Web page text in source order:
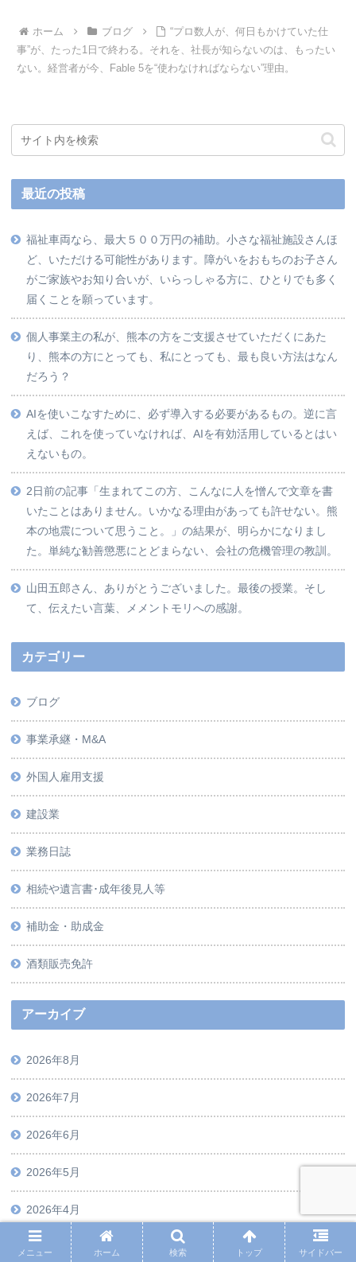
ホーム ブログ
“プロ数人が、何日もかけていた仕
事”が、たった1日で終わる。それを、社長が知らないのは、もったい
ない。経営者が今、Fable 5を“使わなければならない”理由。
最近の投稿
福祉車両なら、最大５００万円の補助。小さな福祉施設さんほ
ど、いただける可能性があります。障がいをおもちのお子さん
がご家族やお知り合いが、いらっしゃる方に、ひとりでも多く
届くことを願っています。
個人事業主の私が、熊本の方をご支援させていただくにあた
り、熊本の方にとっても、私にとっても、最も良い方法はなん
だろう？
AIを使いこなすために、必ず導入する必要があるもの。逆に言
えば、これを使っていなければ、AIを有効活用しているとはい
えないもの。
2日前の記事「生まれてこの方、こんなに人を憎んで文章を書
いたことはありません。いかなる理由があっても許せない。熊
本の地震について思うこと。」の結果が、明らかになりまし
た。単純な勧善懲悪にとどまらない、会社の危機管理の教訓。
山田五郎さん、ありがとうございました。最後の授業。そし
て、伝えたい言葉、メメントモリへの感謝。
カテゴリー
ブログ
事業承継・M&A
外国人雇用支援
建設業
業務日誌
相続や遺言書･成年後見人等
補助金・助成金
酒類販売免許
アーカイブ
2026年8月
2026年7月
2026年6月
2026年5月
2026年4月
2026年3月
メニュー ホーム 検索 トップ サイドバー